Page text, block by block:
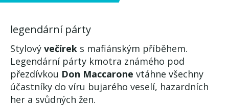
legendární párty
Stylový večírek s mafiánským příběhem.
Legendární párty kmotra známého pod
přezdívkou Don Maccarone vtáhne všechny
účastníky do víru bujarého veselí, hazardních
her a svůdných žen.